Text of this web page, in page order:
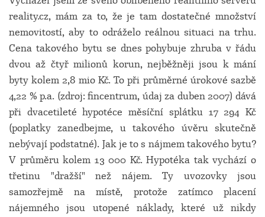
reality.cz, mám za to, že je tam dostatečné množství
nemovitostí, aby to odráželo reálnou situaci na trhu.
Cena takového bytu se dnes pohybuje zhruba v řádu
dvou až čtyř milionů korun, nejběžněji jsou k mání
byty kolem 2,8 mio Kč. To při průměrné úrokové sazbě
4,22 % p.a. (zdroj: fincentrum, údaj za duben 2007) dává
při dvacetileté hypotéce měsíční splátku 17 294 Kč
(poplatky zanedbejme, u takového úvěru skutečně
nebývají podstatné). Jak je to s nájmem takového bytu?
V průměru kolem 13 000 Kč. Hypotéka tak vychází o
třetinu "dražší" než nájem. Ty uvozovky jsou
samozřejmě na místě, protože zatímco placení
nájemného jsou utopené náklady, které už nikdy